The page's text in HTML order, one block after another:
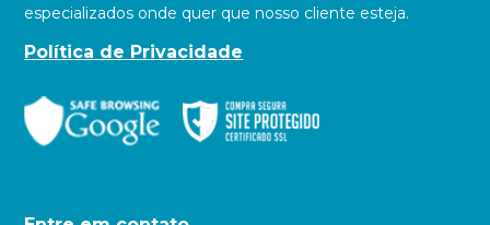
especializados onde quer que nosso cliente esteja.
Política de Privacidade